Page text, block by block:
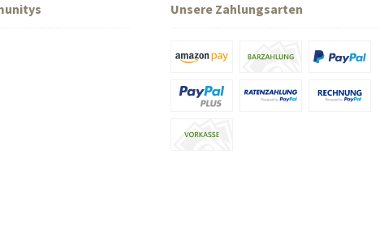
Unsere Zahlungsarten